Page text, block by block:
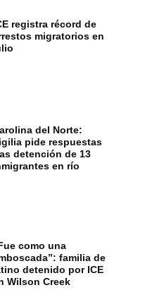
registra récord de
migratorios en
del Norte:
pide respuestas
detención de 13
en río
como una
familia de
detenido por ICE
Wilson Creek